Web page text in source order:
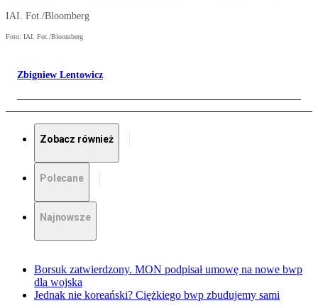
IAI. Fot./Bloomberg
Foto: IAI. Fot./Bloomberg
Zbigniew Lentowicz
Zobacz również
Polecane
Najnowsze
Borsuk zatwierdzony. MON podpisał umowę na nowe bwp
dla wojska
Jednak nie koreański? Ciężkiego bwp zbudujemy sami